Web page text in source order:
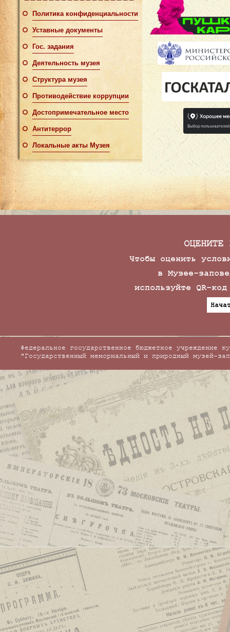
Политика конфиденциальности
Уставные документы
Гос. задания
Деятельность музея
Структура музея
Противодействие коррупции
Достопримечательное место
Антитеррор
Локальные акты Музея
ОЦЕНИТЕ
Чтобы оценить
в Музее-
используйте QR-
Федеральное государственное бюджетное учреждение
"Государственный мемориальный и природный музей-